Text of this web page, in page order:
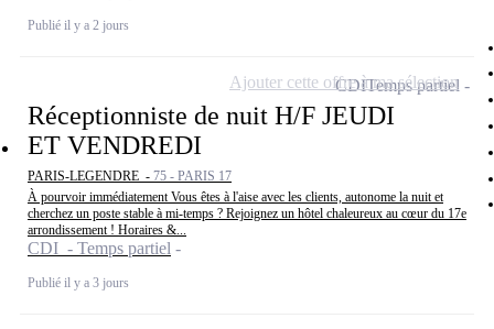
Publié il y a 2 jours
Réceptionniste de nuit H/F JEUDI
ET VENDREDI
PARIS-LEGENDRE - 75 - PARIS 17
À pourvoir immédiatement Vous êtes à l'aise avec les clients, autonome la nuit et
cherchez un poste stable à mi-temps ? Rejoignez un hôtel chaleureux au cœur du 17e
arrondissement ! Horaires &...
CDI - Temps partiel
Publié il y a 3 jours
CDITemps partiel
Ajouter cette offre à ma sélection